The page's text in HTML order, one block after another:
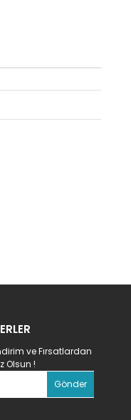
ve Fırsatlardan
Olsun !
Gönder